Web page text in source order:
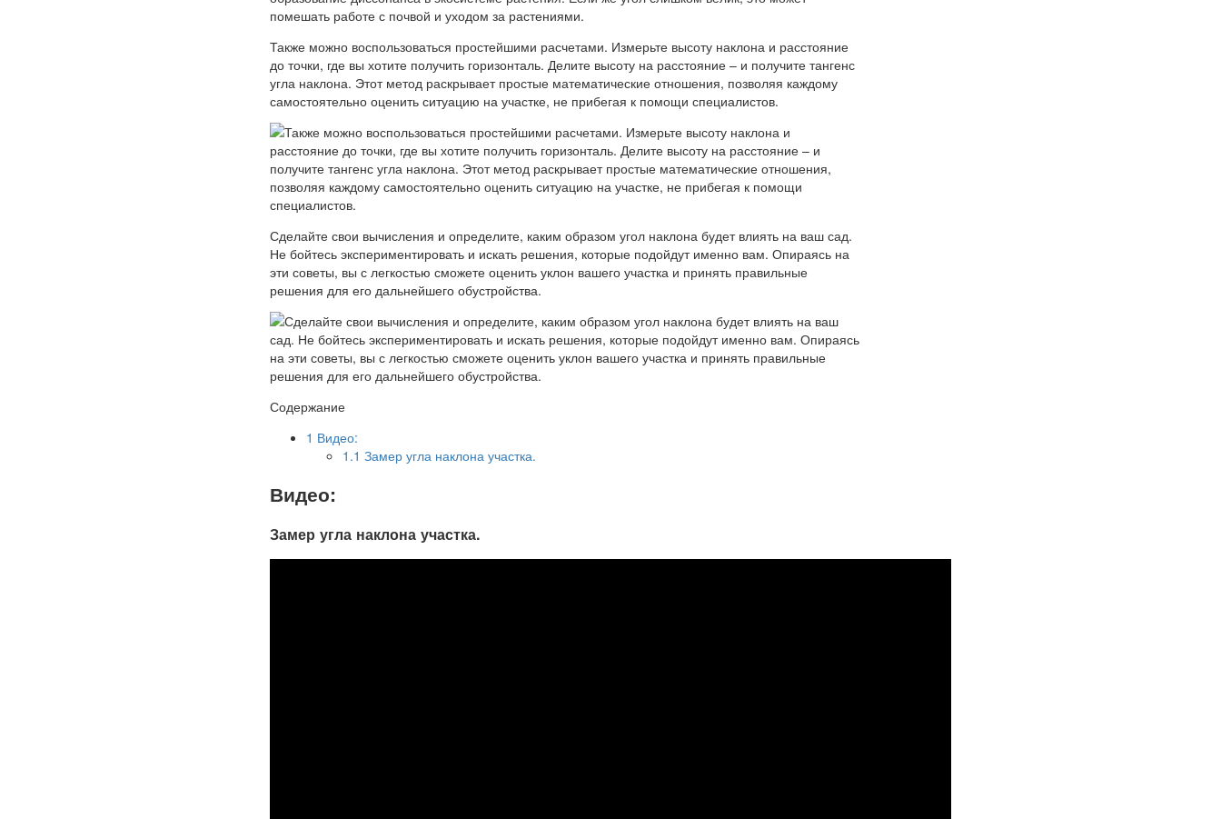
Также можно воспользоваться простейшими расчетами. Измерьте высоту наклона и расстояние
до точки, где вы хотите получить горизонталь. Делите высоту на расстояние – и получите тангенс
угла наклона. Этот метод раскрывает простые математические отношения, позволяя каждому
самостоятельно оценить ситуацию на участке, не прибегая к помощи специалистов.
Сделайте свои вычисления и определите, каким образом угол наклона будет влиять на ваш сад.
Не бойтесь экспериментировать и искать решения, которые подойдут именно вам. Опираясь на
эти советы, вы с легкостью сможете оценить уклон вашего участка и принять правильные
решения для его дальнейшего обустройства.
Содержание
1 Видео:
1.1 Замер угла наклона участка.
Видео:
Замер угла наклона участка.